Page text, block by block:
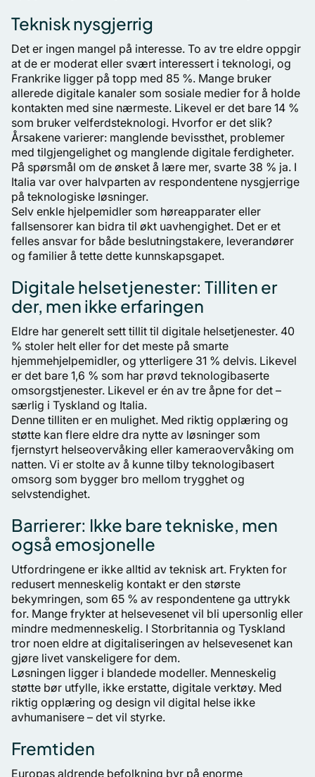
Teknisk nysgjerrig
Det er ingen mangel på interesse. To av tre eldre oppgir
at de er moderat eller svært interessert i teknologi, og
Frankrike ligger på topp med 85 %. Mange bruker
allerede digitale kanaler som sosiale medier for å holde
kontakten med sine nærmeste. Likevel er det bare 14 %
som bruker velferdsteknologi. Hvorfor er det slik?
Årsakene varierer: manglende bevissthet, problemer
med tilgjengelighet og manglende digitale ferdigheter.
På spørsmål om de ønsket å lære mer, svarte 38 % ja. I
Italia var over halvparten av respondentene nysgjerrige
på teknologiske løsninger.
Selv enkle hjelpemidler som høreapparater eller
fallsensorer kan bidra til økt uavhengighet. Det er et
felles ansvar for både beslutningstakere, leverandører
og familier å tette dette kunnskapsgapet.
Digitale helsetjenester: Tilliten er
der, men ikke erfaringen
Eldre har generelt sett tillit til digitale helsetjenester. 40
% stoler helt eller for det meste på smarte
hjemmehjelpemidler, og ytterligere 31 % delvis. Likevel
er det bare 1,6 % som har prøvd teknologibaserte
omsorgstjenester. Likevel er én av tre åpne for det –
særlig i Tyskland og Italia.
Denne tilliten er en mulighet. Med riktig opplæring og
støtte kan flere eldre dra nytte av løsninger som
fjernstyrt helseovervåking eller kameraovervåking om
natten. Vi er stolte av å kunne tilby teknologibasert
omsorg som bygger bro mellom trygghet og
selvstendighet.
Barrierer: Ikke bare tekniske, men
også emosjonelle
Utfordringene er ikke alltid av teknisk art. Frykten for
redusert menneskelig kontakt er den største
bekymringen, som 65 % av respondentene ga uttrykk
for. Mange frykter at helsevesenet vil bli upersonlig eller
mindre medmenneskelig. I Storbritannia og Tyskland
tror noen eldre at digitaliseringen av helsevesenet kan
gjøre livet vanskeligere for dem.
Løsningen ligger i blandede modeller. Menneskelig
støtte bør utfylle, ikke erstatte, digitale verktøy. Med
riktig opplæring og design vil digital helse ikke
avhumanisere – det vil styrke.
Fremtiden
Europas aldrende befolkning byr på enorme